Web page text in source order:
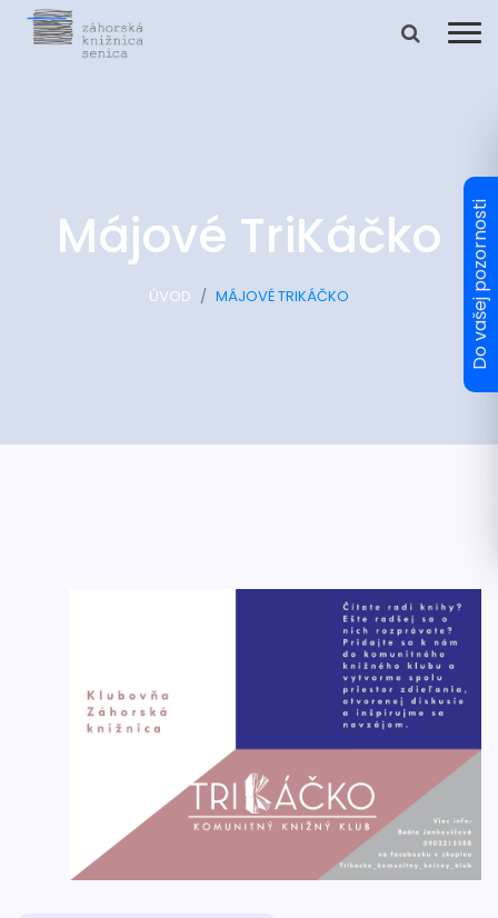
Májové TriKáčko
ÚVOD MÁJOVÉ TRIKÁČKO